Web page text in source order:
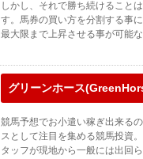
しかし、それで勝ち続けること
す。馬券の買い方を分割する事
最大限まで上昇させる事が可能な
グリーンホース
競馬予想でお小遣い稼ぎ出来る
スとして注目を集める競馬投資
タッフが現地から一般には出回